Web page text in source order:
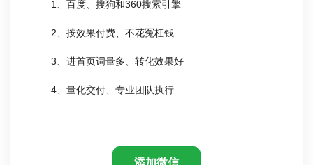
1、百度、搜狗和360搜索引擎
2、按效果付费、不花冤枉钱
3、进首页词量多、转化效果好
4、量化交付、专业团队执行
添加微信